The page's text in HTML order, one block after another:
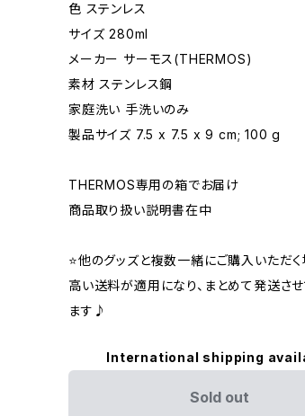
色 ‎ステンレス
サイズ ‎280ml
メーカー ‎サーモス(THERMOS)
素材 ‎ステンレス鋼
家庭洗い ‎手洗いのみ
製品サイズ ‎7.5 x 7.5 x 9 cm; 100 g
THERMOS専用の箱でお届け
商品取り扱い説明書在中
⭐️他のグッズと複数一緒にご購入いただく
高い送料が適用になり、まとめて発送さ
ます♪
International shipping
Sold out